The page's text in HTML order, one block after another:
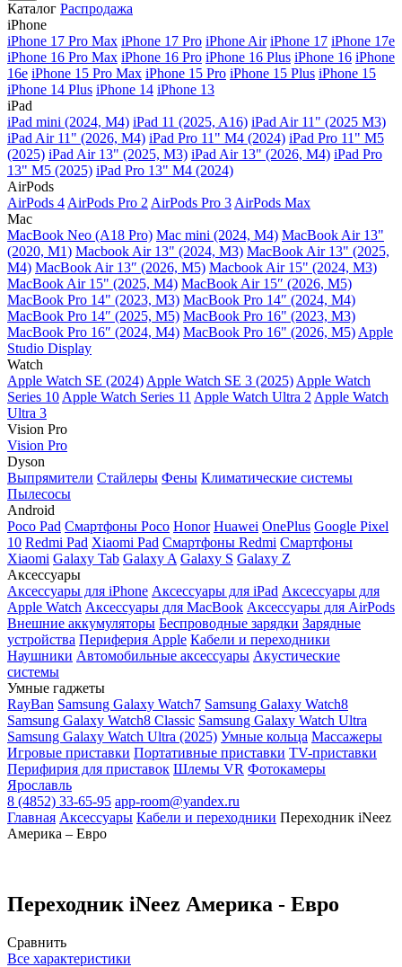
Каталог Распродажа
iPhone
iPhone 17 Pro Max iPhone 17 Pro iPhone Air iPhone 17 iPhone 17e
iPhone 16 Pro Max iPhone 16 Pro iPhone 16 Plus iPhone 16 iPhone
16e iPhone 15 Pro Max iPhone 15 Pro iPhone 15 Plus iPhone 15
iPhone 14 Plus iPhone 14 iPhone 13
iPad
iPad mini (2024, M4) iPad 11 (2025, A16) iPad Air 11" (2025 M3)
iPad Air 11" (2026, M4) iPad Pro 11" M4 (2024) iPad Pro 11" M5
(2025) iPad Air 13" (2025, M3) iPad Air 13" (2026, M4) iPad Pro
13" M5 (2025) iPad Pro 13" M4 (2024)
AirPods
AirPods 4 AirPods Pro 2 AirPods Pro 3 AirPods Max
Mac
MacBook Neo (A18 Pro) Mac mini (2024, M4) MacBook Air 13"
(2020, M1) Macbook Air 13" (2024, M3) MacBook Air 13" (2025,
M4) MacBook Air 13″ (2026, M5) Macbook Air 15" (2024, M3)
MacBook Air 15" (2025, M4) MacBook Air 15″ (2026, M5)
MacBook Pro 14" (2023, M3) MacBook Pro 14″ (2024, M4)
MacBook Pro 14″ (2025, M5) MacBook Pro 16" (2023, M3)
MacBook Pro 16″ (2024, M4) MacBook Pro 16" (2026, M5) Apple
Studio Display
Watch
Apple Watch SE (2024) Apple Watch SE 3 (2025) Apple Watch
Series 10 Apple Watch Series 11 Apple Watch Ultra 2 Apple Watch
Ultra 3
Vision Pro
Vision Pro
Dyson
Выпрямители Стайлеры Фены Климатические системы
Пылесосы
Android
Poco Pad Смартфоны Poco Honor Huawei OnePlus Google Pixel
10 Redmi Pad Xiaomi Pad Смартфоны Redmi Смартфоны
Xiaomi Galaxy Tab Galaxy A Galaxy S Galaxy Z
Аксессуары
Аксессуары для iPhone Аксессуары для iPad Аксессуары для
Apple Watch Аксессуары для MacBook Аксессуары для AirPods
Внешние аккумуляторы Беспроводные зарядки Зарядные
устройства Периферия Apple Кабели и переходники
Наушники Автомобильные аксессуары Акустические
системы
Умные гаджеты
RayBan Samsung Galaxy Watch7 Samsung Galaxy Watch8
Samsung Galaxy Watch8 Classic Samsung Galaxy Watch Ultra
Samsung Galaxy Watch Ultra (2025) Умные кольца Массажеры
Игровые приставки Портативные приставки TV-приставки
Перифирия для приставок Шлемы VR Фотокамеры
Ярославль
8 (4852) 33-65-95 app-room@yandex.ru
Главная Аксессуары Кабели и переходники Переходник iNeez
Америка – Евро
Переходник iNeez Америка - Евро
Сравнить
Все характеристики